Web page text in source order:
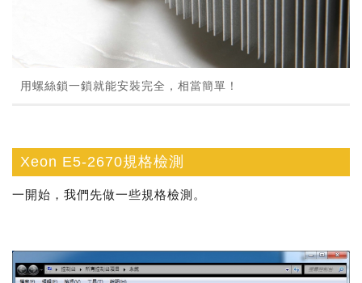
用螺絲鎖一鎖就能安裝完全，相當簡單！
Xeon E5-2670規格檢測
一開始，我們先做一些規格檢測。